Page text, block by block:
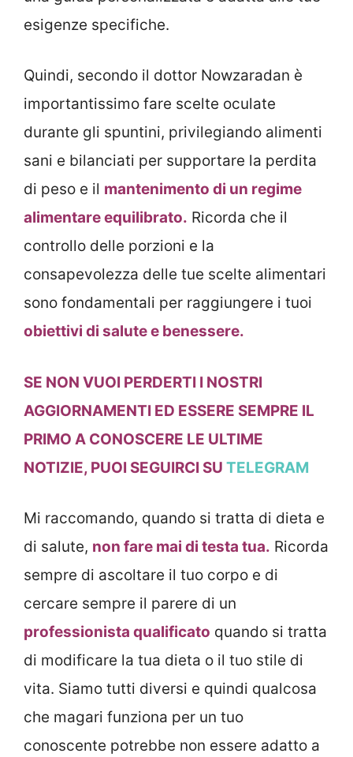
esigenze specifiche.
Quindi, secondo il dottor Nowzaradan è
importantissimo fare scelte oculate
durante gli spuntini, privilegiando alimenti
sani e bilanciati per supportare la perdita
di peso e il mantenimento di un regime
alimentare equilibrato. Ricorda che il
controllo delle porzioni e la
consapevolezza delle tue scelte alimentari
sono fondamentali per raggiungere i tuoi
obiettivi di salute e benessere.
SE NON VUOI PERDERTI I NOSTRI
AGGIORNAMENTI ED ESSERE SEMPRE IL
PRIMO A CONOSCERE LE ULTIME
NOTIZIE, PUOI SEGUIRCI SU TELEGRAM
Mi raccomando, quando si tratta di dieta e
di salute, non fare mai di testa tua. Ricorda
sempre di ascoltare il tuo corpo e di
cercare sempre il parere di un
professionista qualificato quando si tratta
di modificare la tua dieta o il tuo stile di
vita. Siamo tutti diversi e quindi qualcosa
che magari funziona per un tuo
conoscente potrebbe non essere adatto a